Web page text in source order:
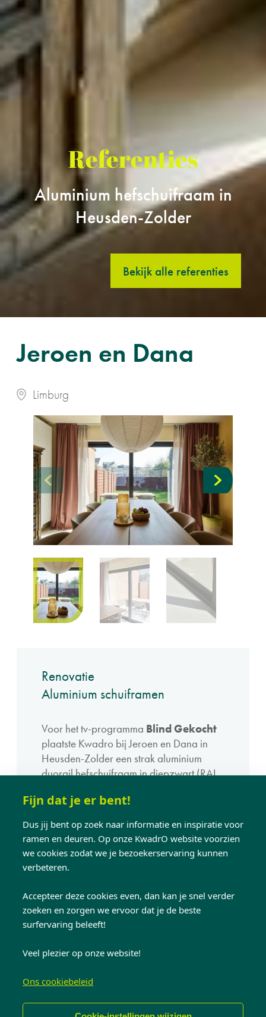
Fijn dat je er bent!
Dus jij bent op zoek naar informatie en inspiratie voor
ramen en deuren. Op onze KwadrO website voorzien
we cookies zodat we je bezoekerservaring kunnen
verbeteren.
Accepteer deze cookies even, dan kan je snel verder
zoeken en zorgen we ervoor dat je de beste
surfervaring beleeft!
Veel plezier op onze website!
Ons cookiebeleid
Referenties
Aluminium hefschuifraam in
Heusden-Zolder
Bekijk alle referenties
Jeroen en Dana
Limburg
Renovatie
Aluminium schuiframen
Voor het tv-programma Blind Gekocht
plaatste Kwadro bij Jeroen en Dana in
Heusden-Zolder een strak aluminium
duorail hefschuifraam in diepzwart (RAL
die perfect past bij hun vernieuwde thuis!
Ontdek meer van
dezelfde stijl